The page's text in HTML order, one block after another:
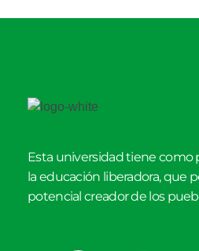
Esta universidad tiene
la educación liberadora, que
potencial creador de los